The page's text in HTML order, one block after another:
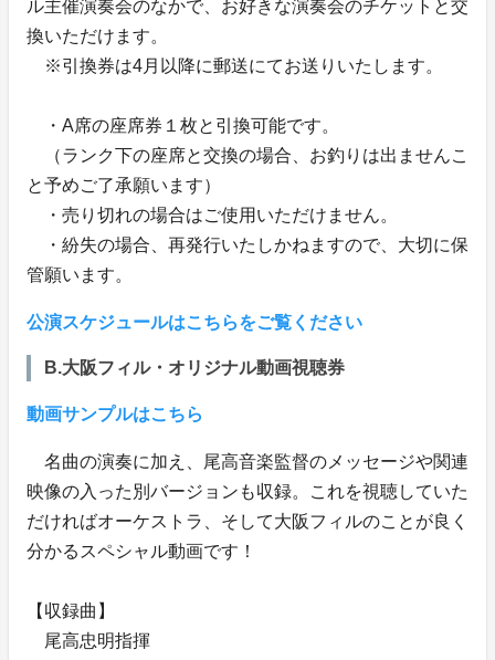
ル主催演奏会のなかで、お好きな演奏会のチケットと交
換いただけます。
※引換券は4月以降に郵送にてお送りいたします。
・A席の座席券１枚と引換可能です。
（ランク下の座席と交換の場合、お釣りは出ませんこ
と予めご了承願います）
・売り切れの場合はご使用いただけません。
・紛失の場合、再発行いたしかねますので、大切に保
管願います。
公演スケジュールはこちらをご覧ください
B.大阪フィル・オリジナル動画視聴券
動画サンプルはこちら
名曲の演奏に加え、尾高音楽監督のメッセージや関連
映像の入った別バージョンも収録。これを視聴していた
だければオーケストラ、そして大阪フィルのことが良く
分かるスペシャル動画です！
【収録曲】
尾高忠明指揮